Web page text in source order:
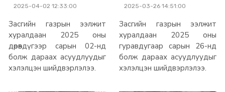
болголоо
2025-04-02 12:33:00
Засгийн газрын ээлжит
хуралдаан 2025 оны
дөрөвдүгээр сарын 02-нд
болж дараах асуудлуудыг
хэлэлцэн шийдвэрлэлээ.
хувиар өсчээ
2025-03-26 14:51:00
Засгийн газрын ээлжит
хуралдаан 2025 оны
гуравдугаар сарын 26-нд
болж дараах асуудлуудыг
хэлэлцэн шийдвэрлэлээ.